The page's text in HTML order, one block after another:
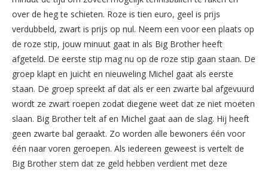
over de heg te schieten. Roze is tien euro, geel is prijs
verdubbeld, zwart is prijs op nul. Neem een voor een plaats op
de roze stip, jouw minuut gaat in als Big Brother heeft
afgeteld. De eerste stip mag nu op de roze stip gaan staan. De
groep klapt en juicht en nieuweling Michel gaat als eerste
staan. De groep spreekt af dat als er een zwarte bal afgevuurd
wordt ze zwart roepen zodat diegene weet dat ze niet moeten
slaan. Big Brother telt af en Michel gaat aan de slag. Hij heeft
geen zwarte bal geraakt. Zo worden alle bewoners één voor
één naar voren geroepen. Als iedereen geweest is vertelt de
Big Brother stem dat ze geld hebben verdient met deze